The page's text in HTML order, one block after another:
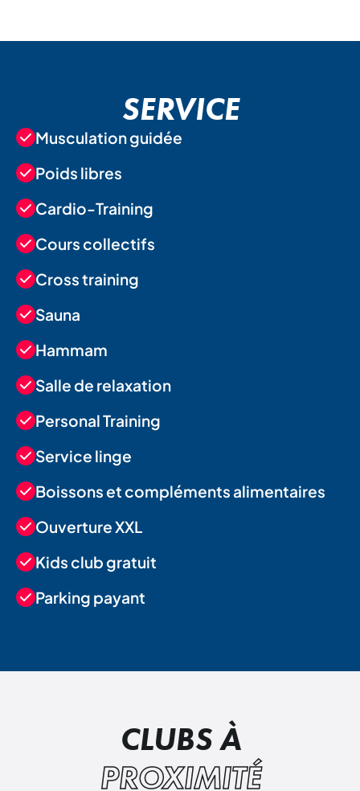
SERVICE
Musculation guidée
Poids libres
Cardio-Training
Cours collectifs
Cross training
Sauna
Hammam
Salle de relaxation
Personal Training
Service linge
Boissons et compléments alimentaires
Ouverture XXL
Kids club gratuit
Parking payant
CLUBS À
PROXIMITÉ